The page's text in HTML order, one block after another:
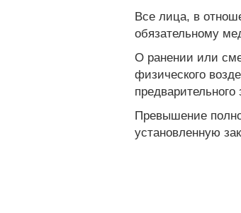
Все лица, в
обязательному
О ранении или
физического
Превышение
установленную